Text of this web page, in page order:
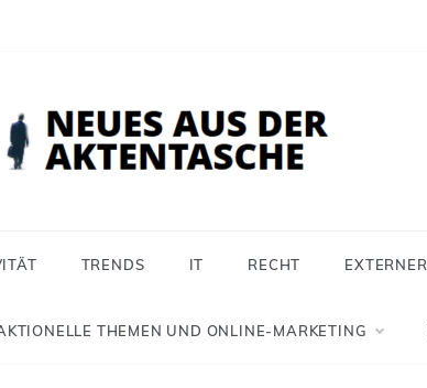
TRENDS IT RECHT
THEMEN UND ONLINE-MARKETING